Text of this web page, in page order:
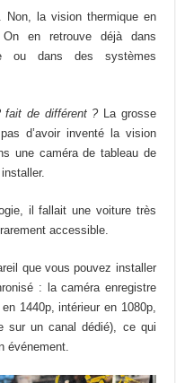
Non, la vision thermique en
en retrouve déjà dans
ou dans des systèmes
fait de différent ? La grosse
d’avoir inventé la vision
une caméra de tableau de
il fallait une voiture très
accessible.
que vous pouvez installer
: la caméra enregistre
1440p, intérieur en 1080p,
sur un canal dédié), ce qui
événement.